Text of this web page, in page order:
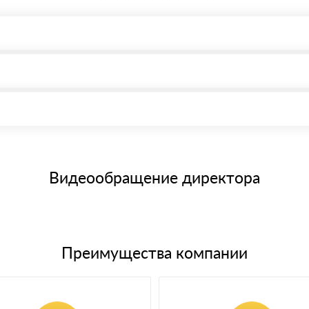
банковским картам
Видеообращение директора
Преимущества компании